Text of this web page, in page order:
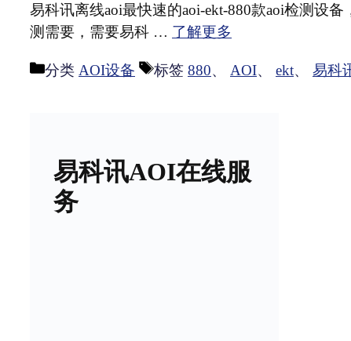
易科讯离线aoi最快速的aoi-ekt-880款aoi检测设
测需要，需要易科 … 了解更多
分类 AOI设备 标签 880、 AOI、 ekt、 易科
易科讯AOI在线服
务